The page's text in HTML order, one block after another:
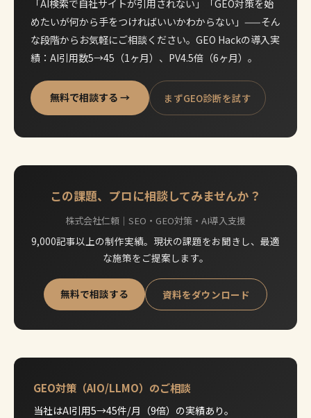
「AI検索で自社サイトが引用されない」「GEO対策を始
めたいが何から手をつければいいかわからない」——そん
な段階からお気軽にご相談ください。GEO Hackの導入実
績：AI引用数5→45（1ヶ月）、PV4.5倍（6ヶ月）。
無料で相談する → まずGEO診断を試す
この課題、プロに相談してみませんか？
株式会社仁頼｜SEO・GEO対策・AI導入支援
9,000記事以上の制作実績。現状の課題をお聞きし、最適
な施策をご提案します。
無料で相談する 資料をダウンロード
GEO対策（AIO/LLMO）のご相談
当社はAI引用5→45件/月（9倍）の実績あり。